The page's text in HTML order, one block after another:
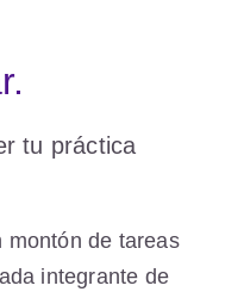
montón de tareas
integrante de